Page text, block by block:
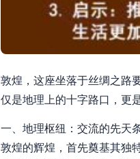
敦煌，这座坐落于丝绸之路
仅是地理上的十字路口，更
一、地理枢纽：交流的先天
敦煌的辉煌，首先奠基其独